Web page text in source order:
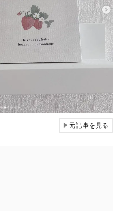
▶元記事を見る